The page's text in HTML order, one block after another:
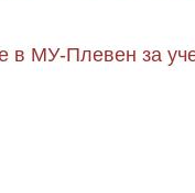
в МУ-Плевен за